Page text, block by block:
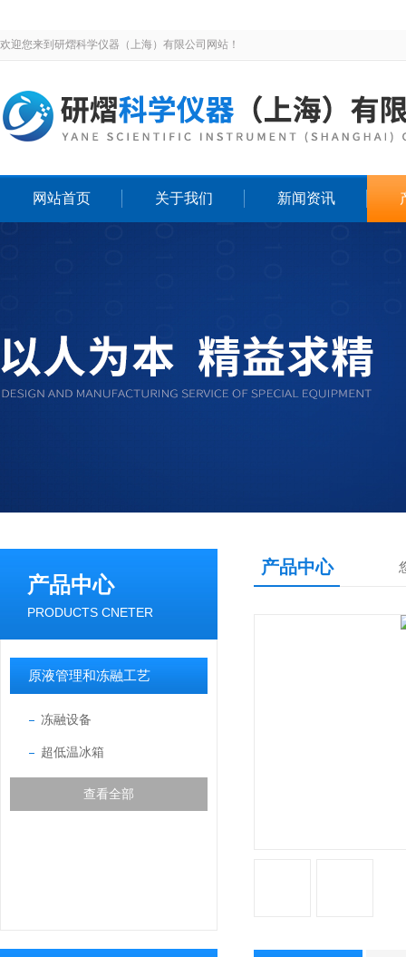
欢迎您来到研熠科学仪器（上海）有限公司网站！
网站首页 关于我们 新闻资讯
产品中心
PRODUCTS CNETER
原液管理和冻融工艺
冻融设备
超低温冰箱
查看全部
产品中心